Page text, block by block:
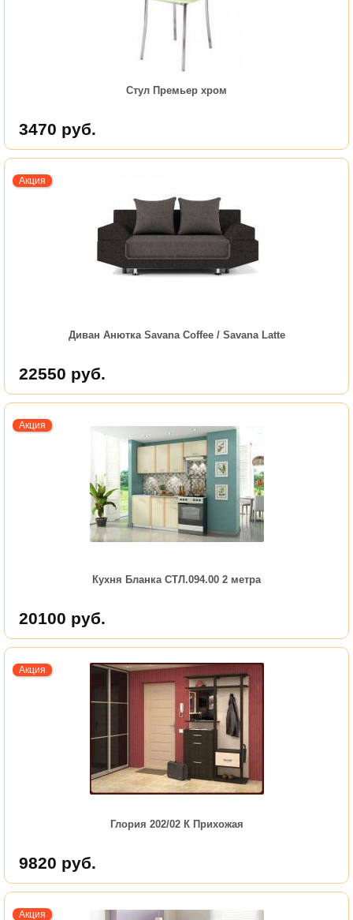
Стул Премьер хром
3470 руб.
Диван Анютка Savana Coffee / Savana Latte
22550 руб.
Акция
Кухня Бланка СТЛ.094.00 2 метра
20100 руб.
Акция
Глория 202/02 К Прихожая
9820 руб.
Акция
Акция